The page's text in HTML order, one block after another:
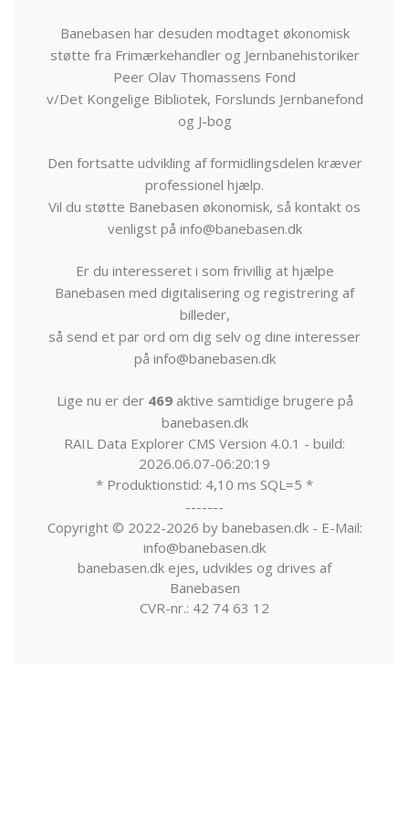
Banebasen har desuden modtaget økonomisk
støtte fra Frimærkehandler og Jernbanehistoriker
Peer Olav Thomassens Fond
v/Det Kongelige Bibliotek, Forslunds Jernbanefond
og J-bog
Den fortsatte udvikling af formidlingsdelen kræver
professionel hjælp.
Vil du støtte Banebasen økonomisk, så kontakt os
venligst på info@banebasen.dk
Er du interesseret i som frivillig at hjælpe
Banebasen med digitalisering og registrering af
billeder,
så send et par ord om dig selv og dine interesser
på info@banebasen.dk
Lige nu er der 469aktive samtidige brugere på
banebasen.dk
RAIL Data Explorer CMS Version 4.0.1 - build:
2026.06.07-06:20:19
* Produktionstid: 4,10 ms SQL=5 *
-------
Copyright © 2022-2026 by banebasen.dk - E-Mail:
info@banebasen.dk
banebasen.dk ejes, udvikles og drives af
Banebasen
CVR-nr.: 42 74 63 12